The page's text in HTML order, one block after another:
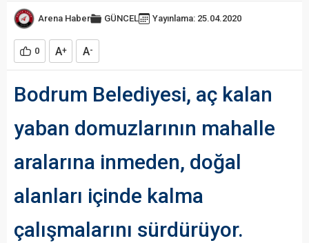
Arena Haber GÜNCEL Yayınlama: 25.04.2020
0 A+ A-
Bodrum Belediyesi, aç kalan
yaban domuzlarının mahalle
aralarına inmeden, doğal
alanları içinde kalma
çalışmalarını sürdürüyor.